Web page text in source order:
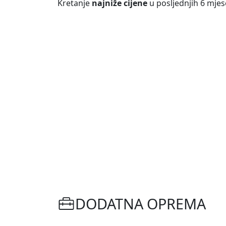
Kretanje najniže cijene u posljednjih 6
DODATNA OPREMA